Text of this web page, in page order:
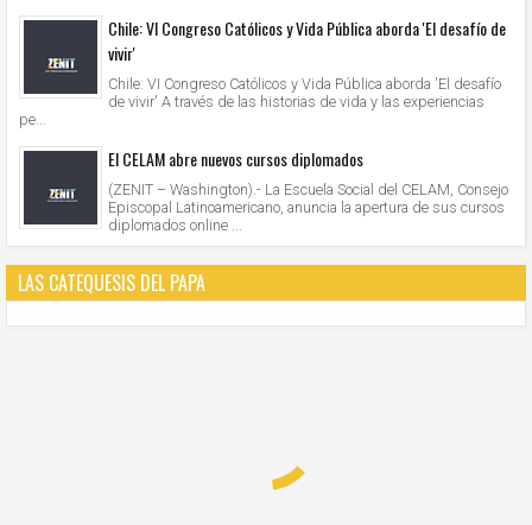
Chile: VI Congreso Católicos y Vida Pública aborda 'El desafío de
vivir'
Chile: VI Congreso Católicos y Vida Pública aborda 'El desafío
de vivir' A través de las historias de vida y las experiencias
pe...
El CELAM abre nuevos cursos diplomados
(ZENIT – Washington).- La Escuela Social del CELAM, Consejo
Episcopal Latinoamericano, anuncia la apertura de sus cursos
diplomados online ...
LAS CATEQUESIS DEL PAPA